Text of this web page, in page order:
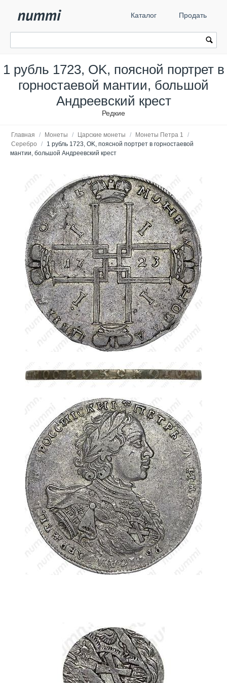
Каталог Продать
1 рубль 1723, OK, поясной портрет в
горностаевой мантии, большой
Андреевский крест
Редкие
Главная / Монеты / Царские монеты / Монеты Петра 1
/
Серебро
/
1 рубль 1723, OK, поясной портрет в горностаевой
мантии, большой Андреевский крест